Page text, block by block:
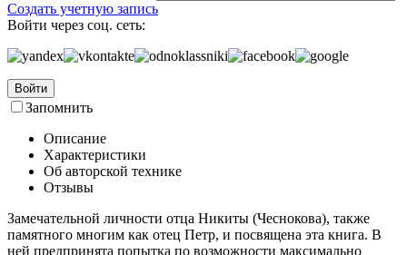
Создать учетную запись
Войти через соц. сеть:
Войти
Запомнить
Описание
Характеристики
Об авторской технике
Отзывы
Замечательной личности отца Никиты (Чеснокова), также
памятного многим как отец Петр, и посвящена эта книга. В
ней предпринята попытка по возможности максимально